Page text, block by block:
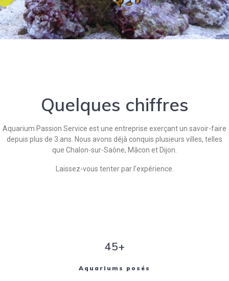
Quelques chiffres
Aquarium Passion Service est une entreprise exerçant un savoir-faire
depuis plus de 3 ans. Nous avons déjà conquis plusieurs villes, telles
que Chalon-sur-Saône, Mâcon et Dijon.
Laissez-vous tenter par l’expérience.
45+
Aquariums posés